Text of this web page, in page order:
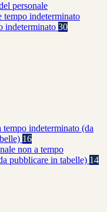
personale
tempo indeterminato
indeterminato 30
tempo indeterminato (da
16
non a tempo
pubblicare in tabelle) 14